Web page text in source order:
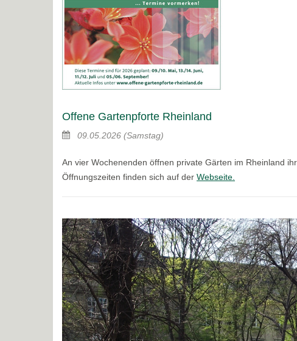
Offene Gartenpforte Rheinland
09.05.2026 (Samstag)
An vier Wochenenden öffnen private Gärten im Rheinland
Öffnungszeiten finden sich auf der Webseite.